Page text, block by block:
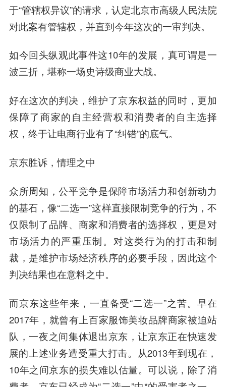
于“管辖权异议”的请求，认定北京市高级人民法院
对此案有管辖权，并直到今年这次的一审判决。
如今回头纵观此事件这10年的发展，真可谓是一
波三折，堪称一场史诗级商业大战。
好在这次的判决，维护了京东权益的同时，更加
保障了商家的自主经营权和消费者的自主选择
权，终于让电商行业有了“纠错”的底气。
京东胜诉，情理之中
众所周知，公平竞争是保障市场活力和创新动力
的基石，像“二选一”这样直接限制竞争的行为，不
仅限制了品牌、商家和消费者的选择权，更是对
市场活力的严重压制。对这类行为的打击和制
裁，是维护市场经济秩序的必要手段，因此这个
判决结果也在意料之中。
而京东这些年来，一直备受“二选一”之苦。早在
2017年，就曾有上百家服饰美妆品牌商家被迫站
队，一夜之间集体退出京东，让京东正在快速发
展的上述业务遭受重大打击。从2013年到现在，
10年之间京东的损失难以估量。可以说，除了消